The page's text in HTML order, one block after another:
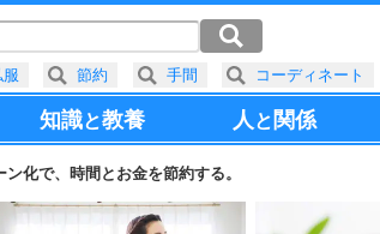
知識と教養 人と 関係
化で、時間とお金を節約する。
服 節約 手間 コーディネート